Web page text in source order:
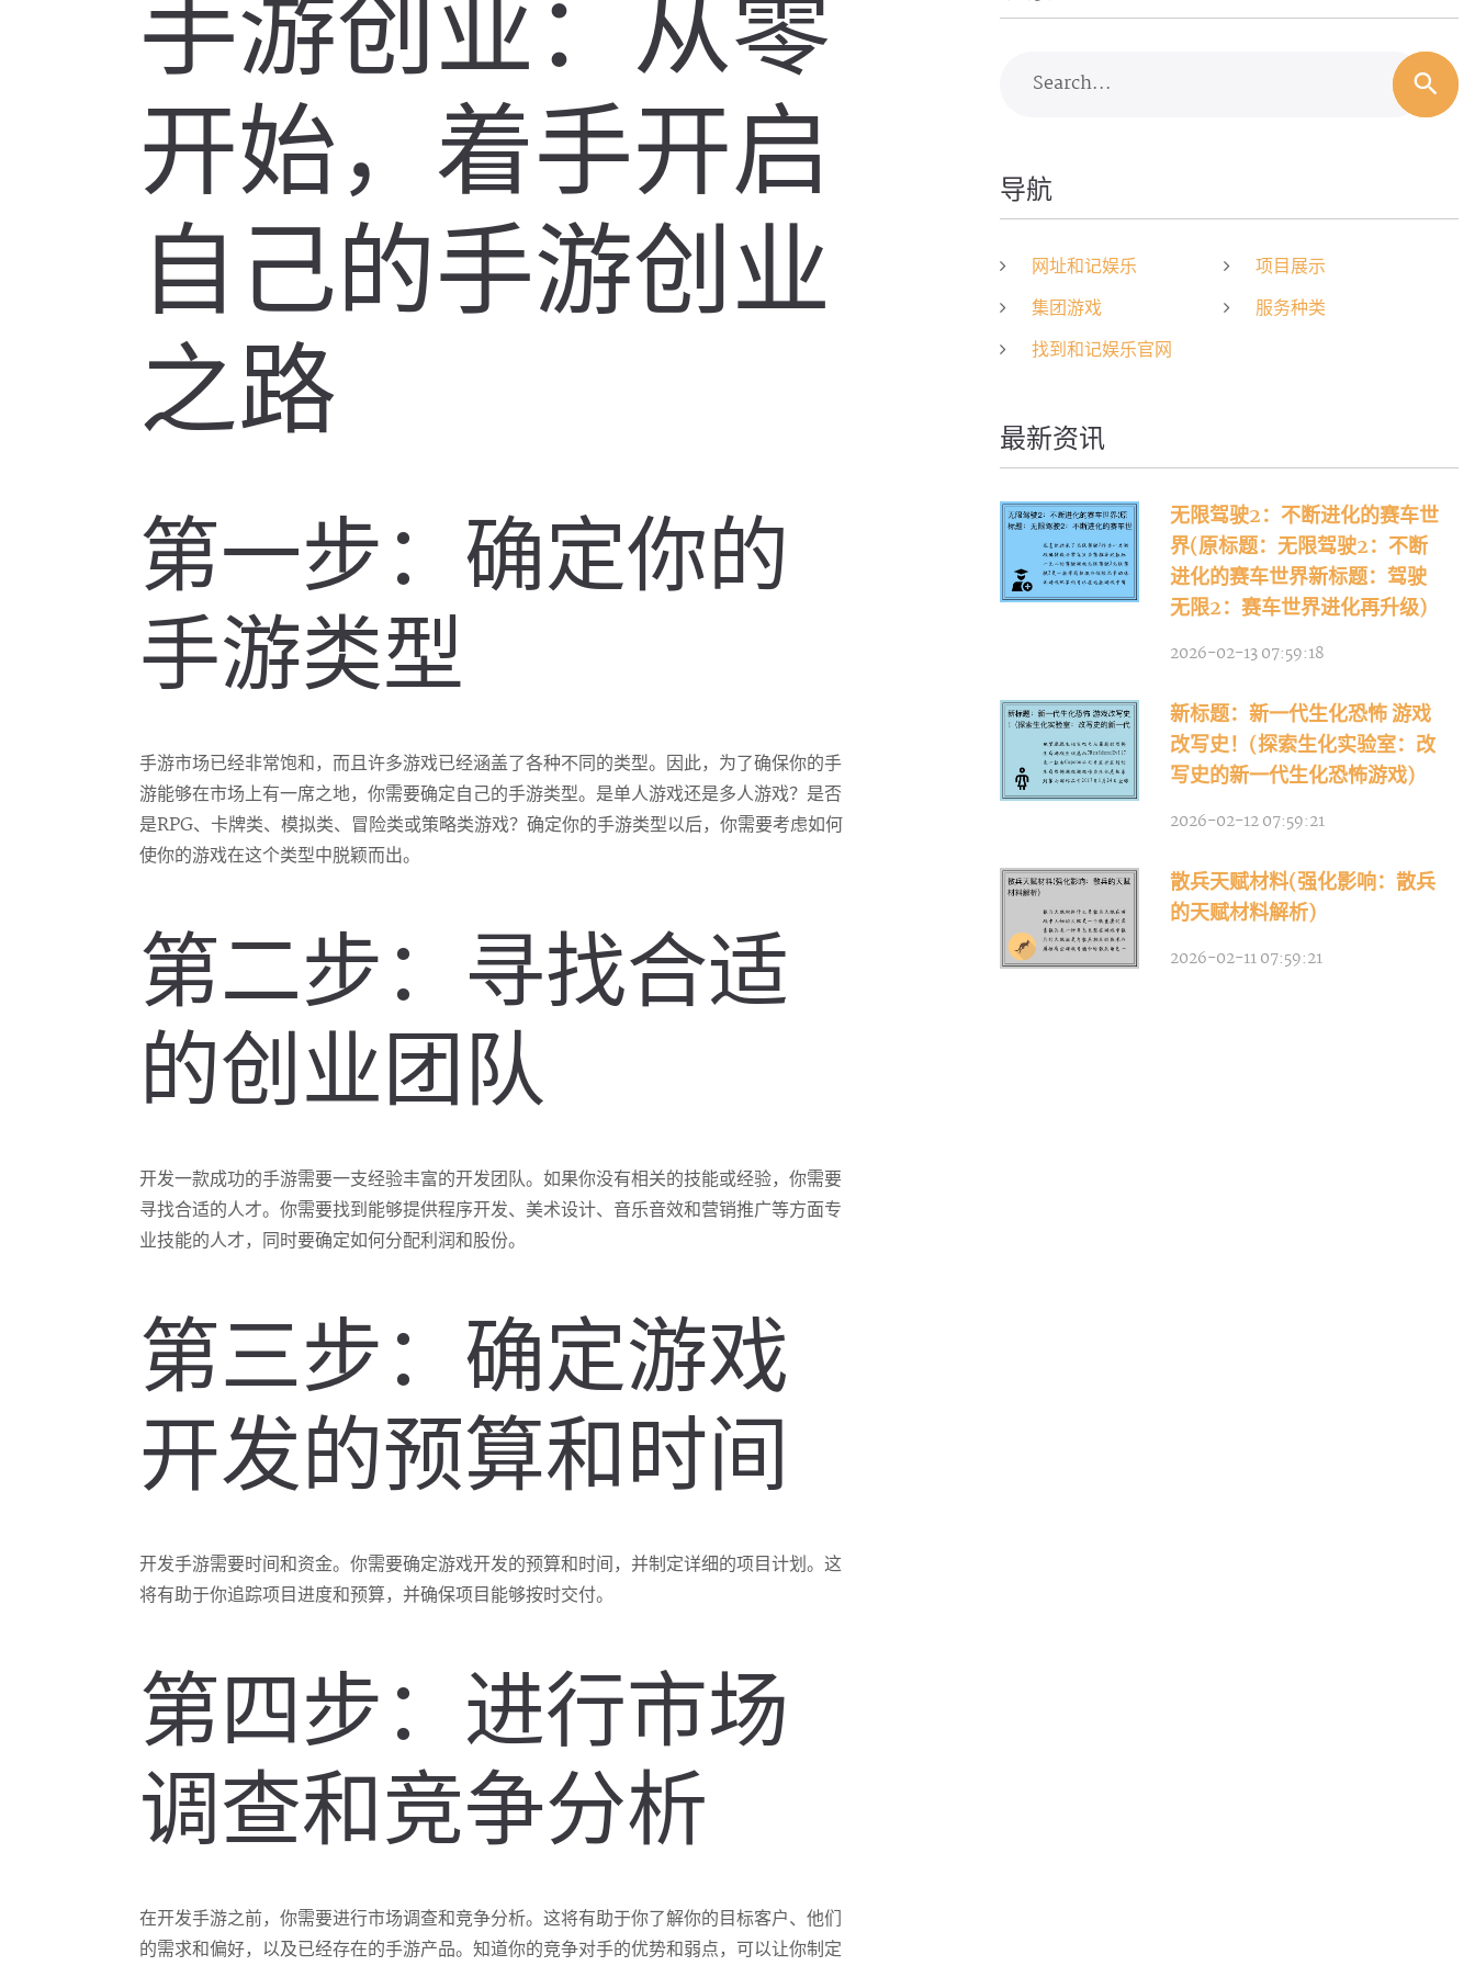
手游创业：从零
开始，着手开启
自己的手游创业
之路
第一步：确定你的
手游类型
手游市场已经非常饱和，而且许多游戏已经涵盖了各种不同的类型。因此，为了确保你的手
游能够在市场上有一席之地，你需要确定自己的手游类型。是单人游戏还是多人游戏？是否
是RPG、卡牌类、模拟类、冒险类或策略类游戏？确定你的手游类型以后，你需要考虑如何
使你的游戏在这个类型中脱颖而出。
第二步：寻找合适
的创业团队
开发一款成功的手游需要一支经验丰富的开发团队。如果你没有相关的技能或经验，你需要
寻找合适的人才。你需要找到能够提供程序开发、美术设计、音乐音效和营销推广等方面专
业技能的人才，同时要确定如何分配利润和股份。
第三步：确定游戏
开发的预算和时间
开发手游需要时间和资金。你需要确定游戏开发的预算和时间，并制定详细的项目计划。这
将有助于你追踪项目进度和预算，并确保项目能够按时交付。
第四步：进行市场
调查和竞争分析
在开发手游之前，你需要进行市场调查和竞争分析。这将有助于你了解你的目标客户、他们
的需求和偏好，以及已经存在的手游产品。知道你的竞争对手的优势和弱点，可以让你制定
Search...
导航
网址和记娱乐
项目展示
集团游戏
服务种类
找到和记娱乐官网
最新资讯
无限驾驶2：不断进化的赛车世
界(原标题：无限驾驶2：不断
进化的赛车世界新标题：驾驶
无限2：赛车世界进化再升级)
2026-02-13 07:59:18
新标题：新一代生化恐怖 游戏
改写史！(探索生化实验室：改
写史的新一代生化恐怖游戏)
2026-02-12 07:59:21
散兵天赋材料(强化影响：散兵
的天赋材料解析)
2026-02-11 07:59:21